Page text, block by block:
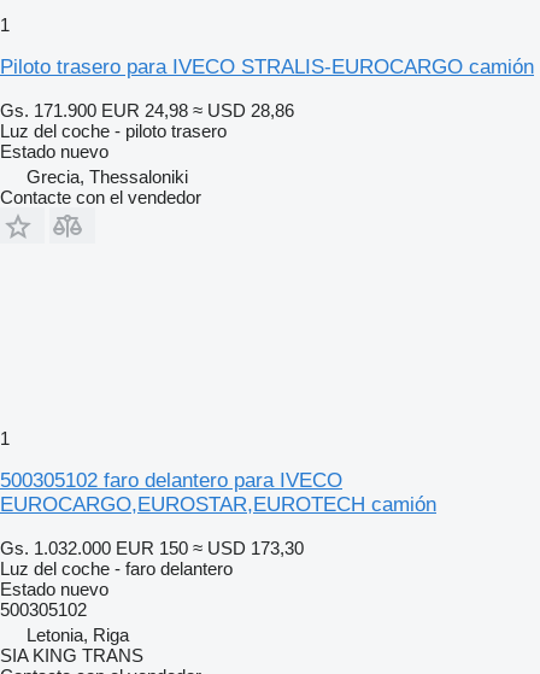
1
Piloto trasero para IVECO STRALIS-EUROCARGO camión
Gs. 171.900 EUR 24,98 ≈ USD 28,86
Luz del coche - piloto trasero
Estado nuevo
Grecia, Thessaloniki
Contacte con el vendedor
1
500305102 faro delantero para IVECO
EUROCARGO,EUROSTAR,EUROTECH camión
Gs. 1.032.000 EUR 150 ≈ USD 173,30
Luz del coche - faro delantero
Estado nuevo
500305102
Letonia, Riga
SIA KING TRANS